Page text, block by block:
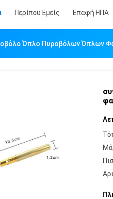
Περίπου Εμείς Επαφή ΗΠΑ
Όπλο Πυροβόλων Όπλων